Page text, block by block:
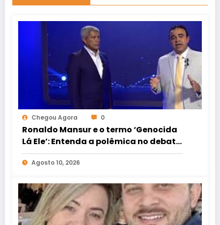
Chegou Agora 0
Ronaldo Mansur e o termo ‘Genocida
Lá Ele’: Entenda a polêmica no debate
para o governo da Bahia
Agosto 10, 2026